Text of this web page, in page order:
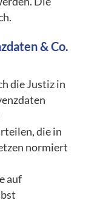
& Co.
die Justiz in
die in
normiert
auf